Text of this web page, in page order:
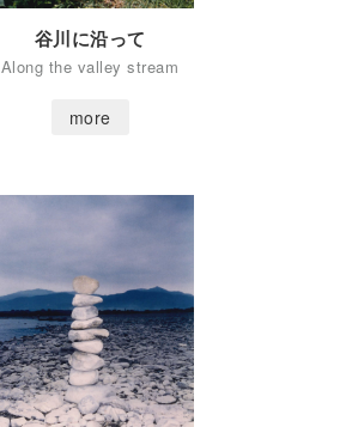
谷川に沿って
Along the valley stream